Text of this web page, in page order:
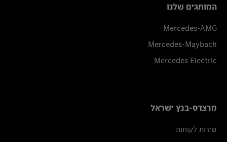
המותגים שלנו
Mercedes-AMG
Mercedes-Maybach
Mercedes Electric
מרצדס-בנץ ישראל
שירות לקוחות